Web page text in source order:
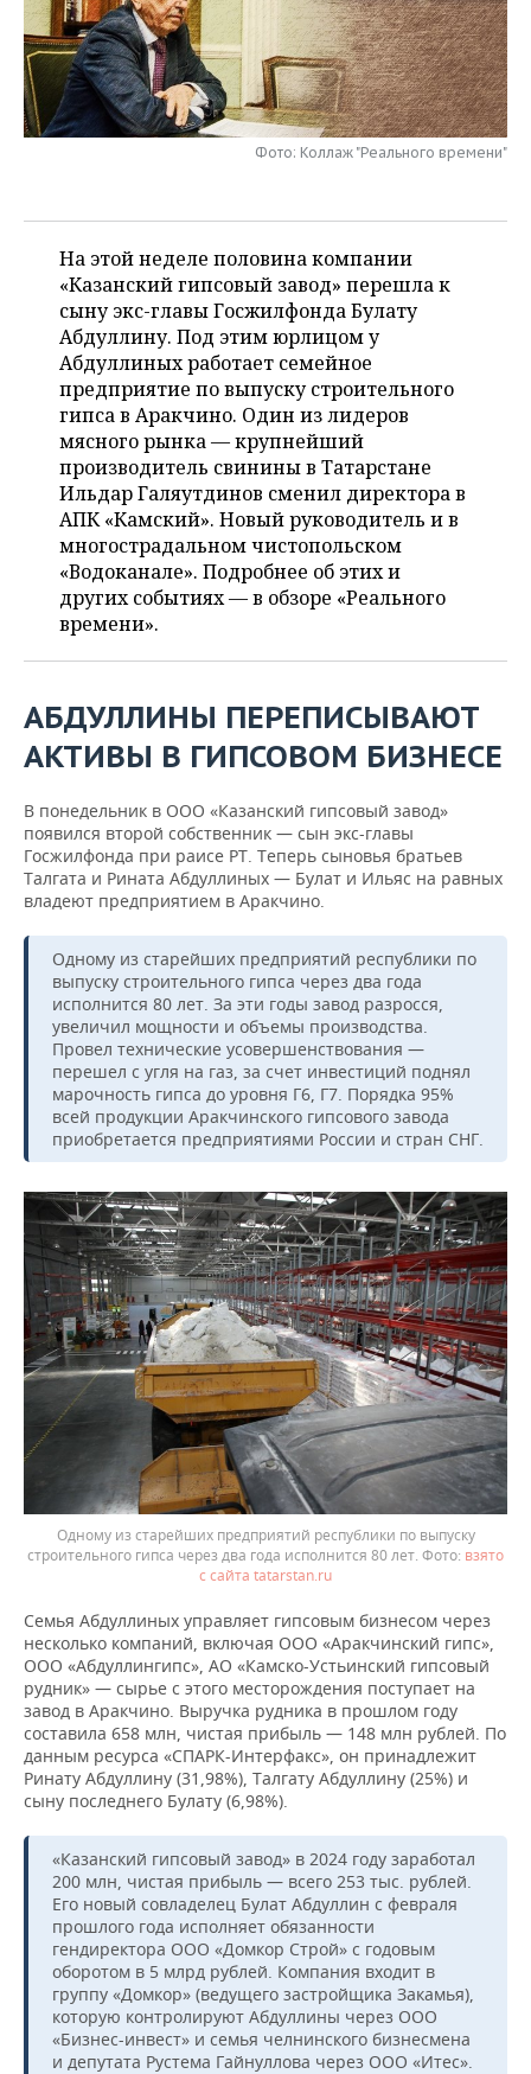
НЕФТЕХИМИЯ
НЕФТЬ
ОПК
РОЗНИЧНАЯ ТОРГОВЛЯ
ТРАНСПОРТ
НОВОСТИ ТЕХНОЛОГИЙ
IT
МЕРОПРИЯТИЯ
НОВОСТИ МЕРОПРИЯТИЙ
ONLINE-КОНФЕРЕНЦИИ
ОТКРЫТАЯ ЛЕКЦИЯ
СПОРТ
ХОККЕЙ
БАСКЕТБОЛ
ВОЛЕЙБОЛ
КИБЕРСПОРТ
ФИГУРНОЕ КАТАНИЕ
ХОККЕЙ С МЯЧОМ
ВЛАСТЬ
ИНФРАСТРУКТУРА
ИСТОРИЯ
КУЛЬТУРА
МЕДИЦИНА
ПРОИСШЕСТВИЯ
СЮЖЕТЫ
СПРАВОЧНИК
СПИСОК ПЕРСОН
СПИСОК КОМПАНИЙ
ПОЛНАЯ ВЕРСИЯ
Фото: Коллаж "Реального времени"
На этой неделе половина компании
«Казанский гипсовый завод» перешла к
сыну экс-главы Госжилфонда Булату
Абдуллину. Под этим юрлицом у
Абдуллиных работает семейное
предприятие по выпуску строительного
гипса в Аракчино. Один из лидеров
мясного рынка — крупнейший
производитель свинины в Татарстане
Ильдар Галяутдинов сменил директора в
АПК «Камский». Новый руководитель и в
многострадальном чистопольском
«Водоканале». Подробнее об этих и
других событиях — в обзоре «Реального
времени».
АБДУЛЛИНЫ ПЕРЕПИСЫВАЮТ
АКТИВЫ В ГИПСОВОМ БИЗНЕСЕ
В понедельник в ООО «Казанский гипсовый завод»
появился второй собственник — сын экс-главы
Госжилфонда при раисе РТ. Теперь сыновья братьев
Талгата и Рината Абдуллиных — Булат и Ильяс на равных
владеют предприятием в Аракчино.
Одному из старейших предприятий республики по
выпуску строительного гипса через два года
исполнится 80 лет. За эти годы завод разросся,
увеличил мощности и объемы производства.
Провел технические усовершенствования —
перешел с угля на газ, за счет инвестиций поднял
марочность гипса до уровня Г6, Г7. Порядка 95%
всей продукции Аракчинского гипсового завода
приобретается предприятиями России и стран СНГ.
Одному из старейших предприятий республики по выпуску
строительного гипса через два года исполнится 80 лет.
взято
с сайта tatarstan.ru
Семья Абдуллиных управляет гипсовым бизнесом через
несколько компаний, включая ООО «Аракчинский гипс»,
ООО «Абдуллингипс», АО «Камско-Устьинский гипсовый
рудник» — сырье с этого месторождения поступает на
завод в Аракчино. Выручка рудника в прошлом году
составила 658 млн, чистая прибыль — 148 млн рублей. По
данным ресурса «СПАРК-Интерфакс», он принадлежит
Ринату Абдуллину (31,98%), Талгату Абдуллину (25%) и
сыну последнего Булату (6,98%).
«Казанский гипсовый завод» в 2024 году заработал
200 млн, чистая прибыль — всего 253 тыс. рублей.
Его новый совладелец Булат Абдуллин с февраля
прошлого года исполняет обязанности
гендиректора ООО «Домкор Строй» с годовым
оборотом в 5 млрд рублей. Компания входит в
группу «Домкор» (ведущего застройщика Закамья),
которую контролируют Абдуллины через ООО
«Бизнес-инвест» и семья челнинского бизнесмена
и депутата Рустема Гайнуллова через ООО «Итес».